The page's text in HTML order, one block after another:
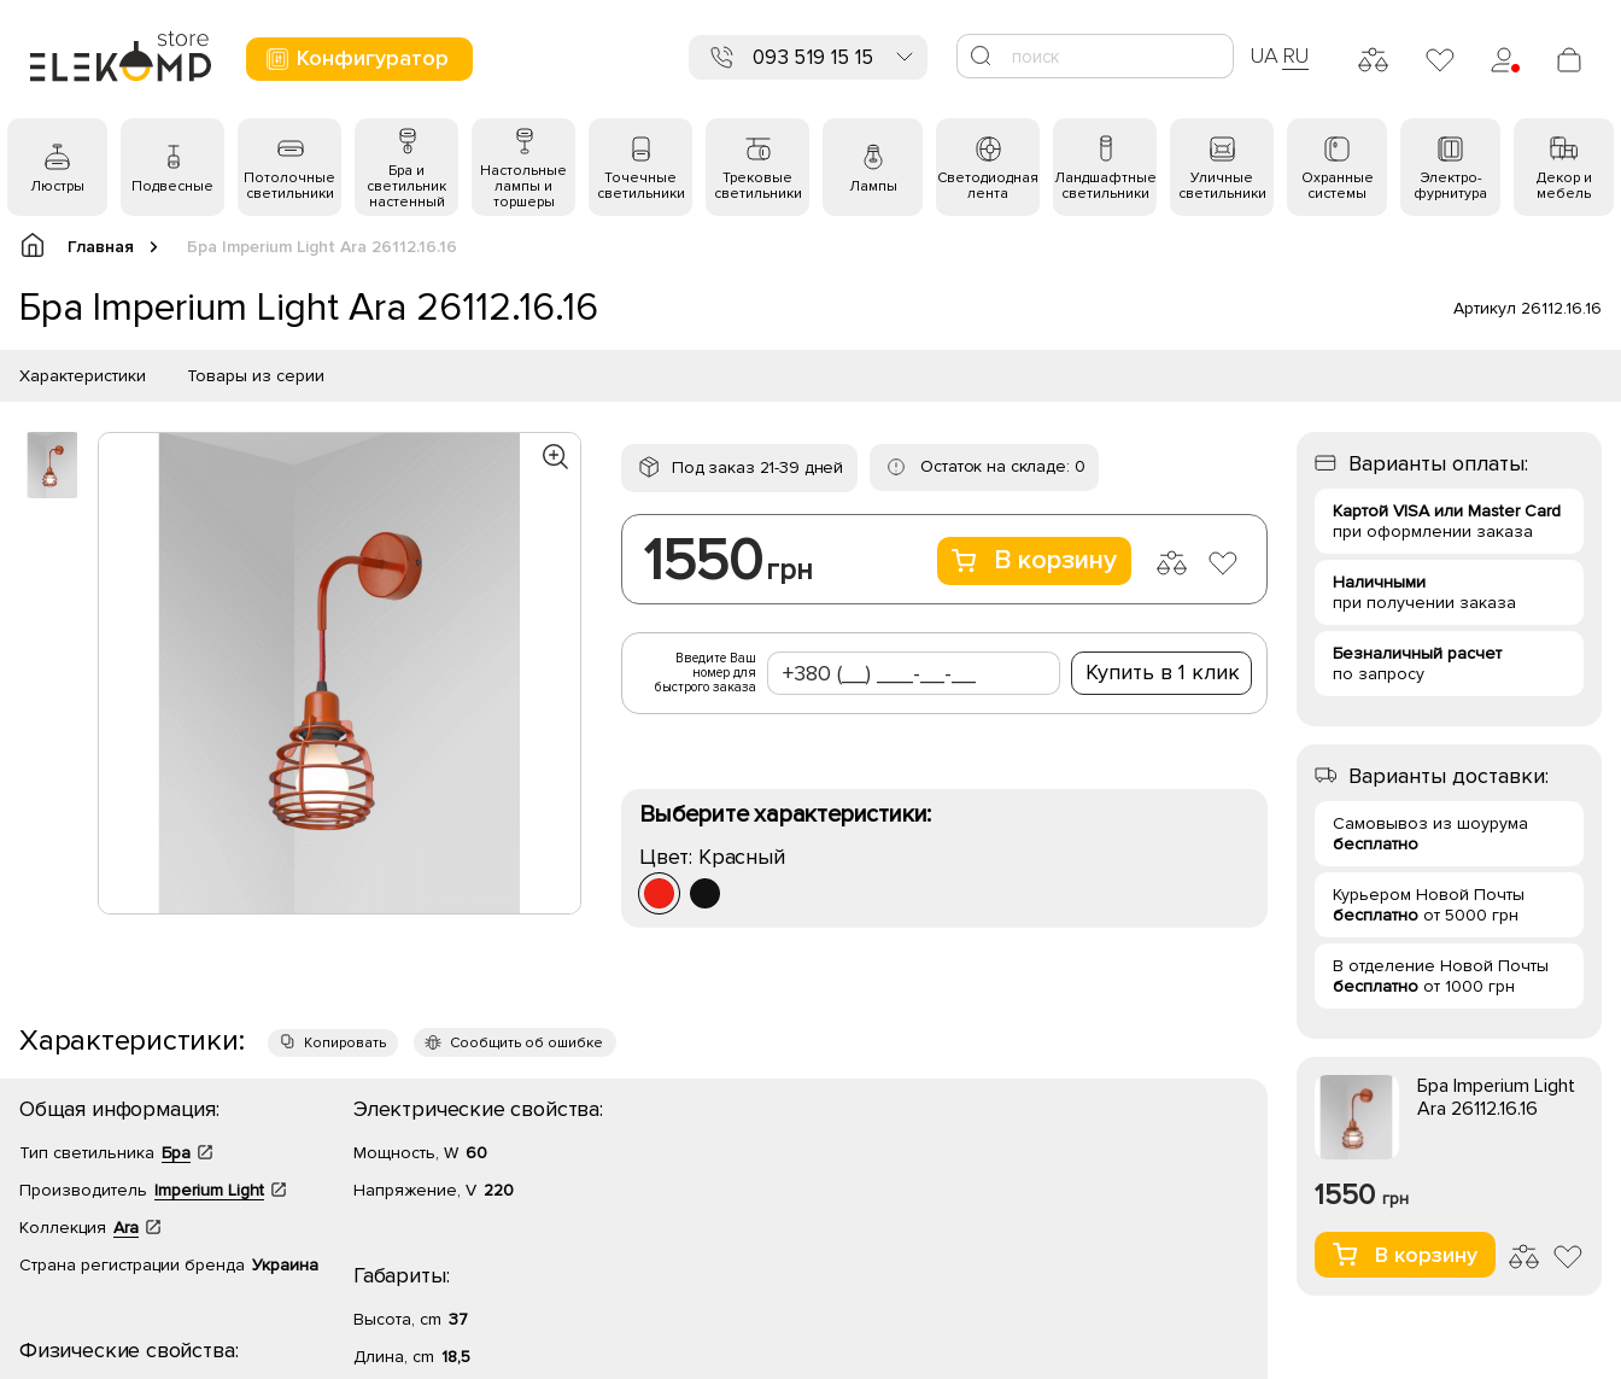
Конфигуратор 093 519 15 15 UA RU
Люстры Подвесные
Потолочные
светильники
Бра и
светильник
настенный
Настольные
лампы и
торшеры
Точечные
светильники
Трековые
светильники
Лампы
Светодиодная
лента
Ландшафтные
светильники
Уличные
светильники
Охранные
системы
Электро-
фурнитура
Декор и
мебель
Главная Бра Imperium Light Ara 26112.16.16
Бра Imperium Light Ara 26112.16.16 Артикул 26112.16.16
Характеристики Товары из серии
Под заказ 21-39 дней Остаток на складе: 0
1550 грн В корзину
Введите Ваш
номер для
быстрого заказа
Купить в 1 клик
Выберите характеристики:
Цвет: Красный
Характеристики: Копировать Сообщить об ошибке
Общая информация:
Тип светильника Бра
Производитель Imperium Light
Коллекция Ara
Страна регистрации бренда Украина
Физические свойства:
Электрические свойства:
Мощность, W 60
Напряжение, V 220
Габариты:
Высота, cm 37
Длина, cm 18,5
Варианты оплаты:
Картой VISA или Master Card
при оформлении заказа
Наличными
при получении заказа
Безналичный расчет
по запросу
Варианты доставки:
Самовывоз из шоурума
бесплатно
Курьером Новой Почты
бесплатно от 5000 грн
В отделение Новой Почты
бесплатно от 1000 грн
Бра Imperium Light
Ara 26112.16.16
1550 грн
В корзину